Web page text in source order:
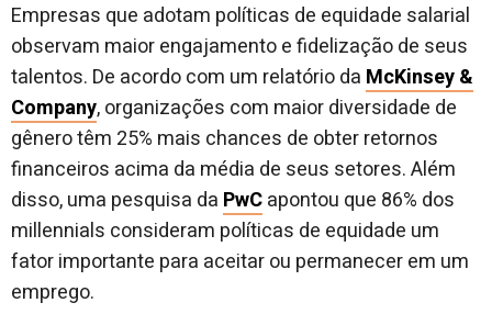
Empresas que adotam políticas de equidade salarial
observam maior engajamento e fidelização de seus
talentos. De acordo com um relatório da McKinsey &
Company, organizações com maior diversidade de
gênero têm 25% mais chances de obter retornos
financeiros acima da média de seus setores. Além
disso, uma pesquisa da PwCapontou que 86% dos
millennials consideram políticas de equidade um
fator importante para aceitar ou permanecer em um
emprego.